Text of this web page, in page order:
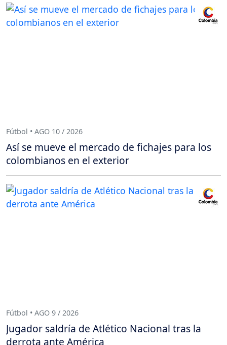
Fútbol • AGO 10 / 2026
Así se mueve el mercado de fichajes para los
colombianos en el exterior
Fútbol • AGO 9 / 2026
Jugador saldría de Atlético Nacional tras la
derrota ante América